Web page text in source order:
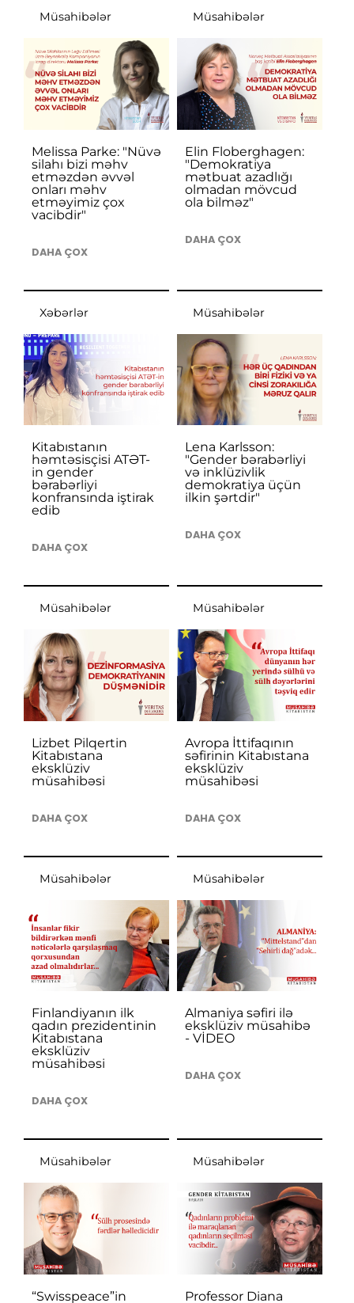
Müsahibələr
Melissa Parke: "Nüvə
silahı bizi məhv
etməzdən əvvəl
onları məhv
etməyimiz çox
vacibdir"
DAHA ÇOX
Müsahibələr
Elin Floberghagen:
"Demokratiya
mətbuat azadlığı
olmadan mövcud
ola bilməz"
DAHA ÇOX
Xəbərlər
Kitabıstanın
həmtəsisçisi ATƏT-
in gender
bərabərliyi
konfransında iştirak
edib
DAHA ÇOX
Müsahibələr
Lena Karlsson:
"Gender bərabərliyi
və inklüzivlik
demokratiya üçün
ilkin şərtdir"
DAHA ÇOX
Müsahibələr
Lizbet Pilqertin
Kitabıstana
eksklüziv
müsahibəsi
DAHA ÇOX
Müsahibələr
Avropa İttifaqının
səfirinin Kitabıstana
eksklüziv
müsahibəsi
DAHA ÇOX
Müsahibələr
Finlandiyanın ilk
qadın prezidentinin
Kitabıstana
eksklüziv
müsahibəsi
DAHA ÇOX
Müsahibələr
Almaniya səfiri ilə
eksklüziv müsahibə
- VİDEO
DAHA ÇOX
Müsahibələr
“Swisspeace”in
Müsahibələr
Professor Diana